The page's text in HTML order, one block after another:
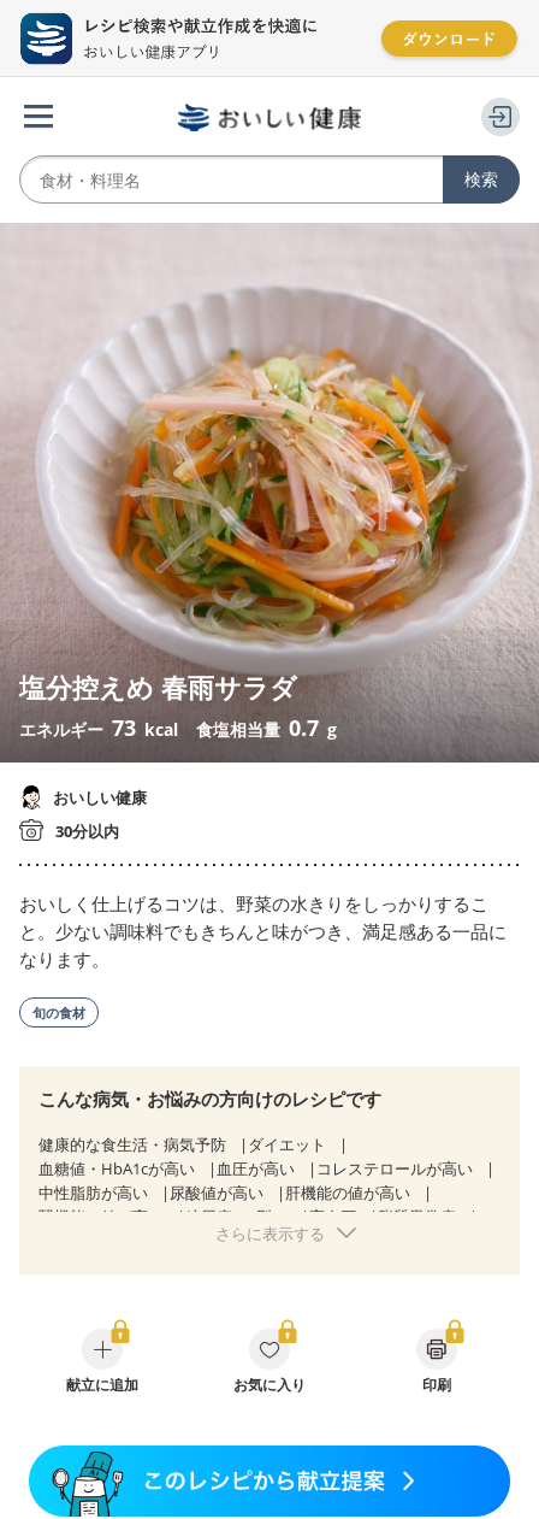
塩分控えめ 春雨サラダ
エネルギー 73 kcal 食塩相当量 0.7 g
おいしい健康
30分以内
おいしく仕上げるコツは、野菜の水きりをしっかりするこ
と。少ない調味料でもきちんと味がつき、満足感ある一品に
なります。
旬の食材
こんな病気・お悩みの方向けのレシピです
健康的な食生活・病気予防
ダイエット
血糖値・HbA1cが高い
血圧が高い
コレステロールが高い
中性脂肪が高い
尿酸値が高い
肝機能の値が高い
腎機能の値が高い
糖尿病（2型） 高血圧
脂質異常症
狭心症
逆流性食道炎
乳がん（抗がん剤治療中）
乳がん（ホルモン療法中）
乳がん（放射線治療中）
乳がん治療を終えた方・経過観察中の方など
食欲がない
妊婦健診・血糖値が気になる（初期）
妊娠糖尿病(初期)
産後（母乳）
産後（混合栄養）
産後（ミルク）
さらに表示する
献立に追加 お気に入り 印刷